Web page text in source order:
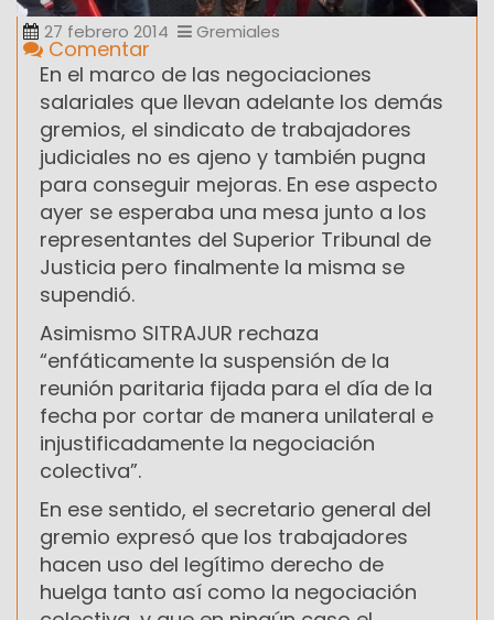
27 febrero 2014 Gremiales
Comentar
En el marco de las negociaciones
salariales que llevan adelante los demás
gremios, el sindicato de trabajadores
judiciales no es ajeno y también pugna
para conseguir mejoras. En ese aspecto
ayer se esperaba una mesa junto a los
representantes del Superior Tribunal de
Justicia pero finalmente la misma se
supendió.
Asimismo SITRAJUR rechaza
“enfáticamente la suspensión de la
reunión paritaria fijada para el día de la
fecha por cortar de manera unilateral e
injustificadamente la negociación
colectiva”.
En ese sentido, el secretario general del
gremio expresó que los trabajadores
hacen uso del legítimo derecho de
huelga tanto así como la negociación